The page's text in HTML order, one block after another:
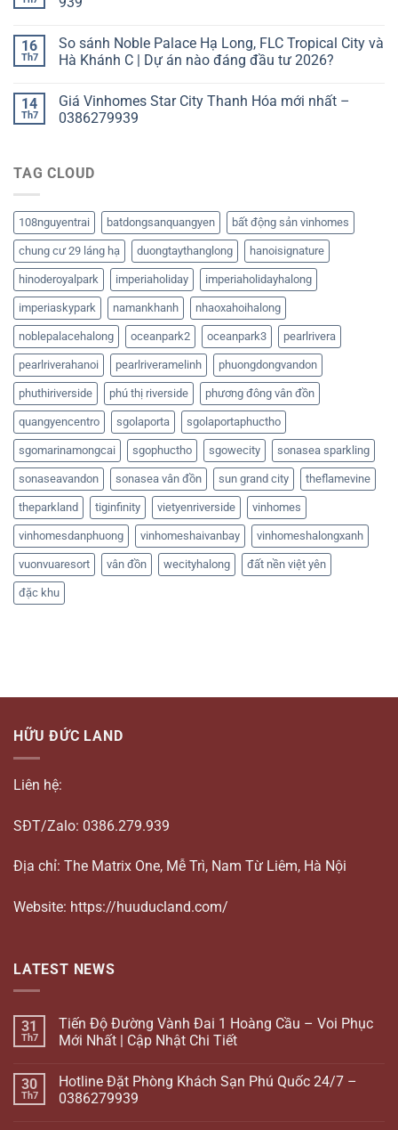
16
Th7
So sánh Noble Palace Hạ Long, FLC Tropical City và
Hà Khánh C | Dự án nào đáng đầu tư 2026?
14
Th7
Giá Vinhomes Star City Thanh Hóa mới nhất –
0386279939
TAG CLOUD
108nguyentrai batdongsanquangyen bất động sản vinhomes
chung cư 29 láng hạ duongtaythanglong hanoisignature
hinoderoyalpark imperiaholiday imperiaholidayhalong
imperiaskypark namankhanh nhaoxahoihalong
noblepalacehalong oceanpark2 oceanpark3 pearlrivera
pearlriverahanoi pearlriveramelinh phuongdongvandon
phuthiriverside phú thị riverside phương đông vân đồn
quangyencentro sgolaporta sgolaportaphuctho
sgomarinamongcai sgophuctho sgowecity sonasea sparkling
sonaseavandon sonasea vân đồn sun grand city theflamevine
theparkland tiginfinity vietyenriverside vinhomes
vinhomesdanphuong vinhomeshaivanbay vinhomeshalongxanh
vuonvuaresort vân đồn wecityhalong đất nền việt yên
đặc khu
HỮU ĐỨC LAND
Liên hệ:
SĐT/Zalo: 0386.279.939
Địa chỉ: The Matrix One, Mễ Trì, Nam Từ Liêm, Hà Nội
Website: https://huuducland.com/
LATEST NEWS
31
Th7
Tiến Độ Đường Vành Đai 1 Hoàng Cầu – Voi Phục
Mới Nhất | Cập Nhật Chi Tiết
30
Th7
Hotline Đặt Phòng Khách Sạn Phú Quốc 24/7 –
0386279939